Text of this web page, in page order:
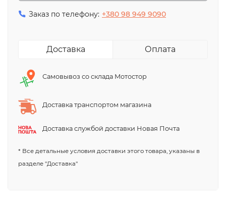
Заказ по телефону: +380 98 949 9090
Доставка Оплата
Самовывоз со склада Мотостор
Доставка транспортом магазина
Доставка службой доставки Новая Почта
* Все детальные условия доставки этого товара, указаны в
разделе "Доставка"